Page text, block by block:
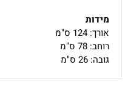
מידות
אורך: 124 ס"מ
רוחב: 78 ס"מ
גובה: 26 ס"מ